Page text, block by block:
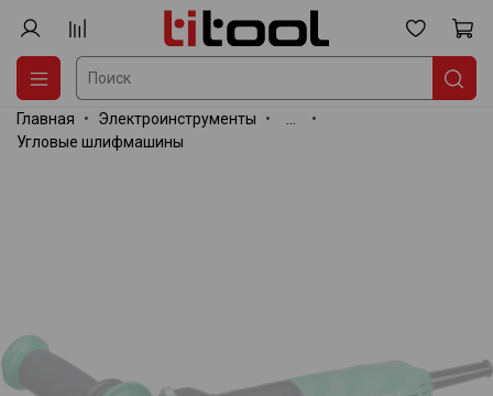
Главная Электроинструменты
Угловые шлифмашины